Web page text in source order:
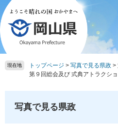
ペ
ー
ジ
の
先
頭
メ
ニ
ュ
ー
を
飛
現在地 トップページ > 写真で見る県政 >
第９回総会及び 式典アトラクシ
写真で見る県政